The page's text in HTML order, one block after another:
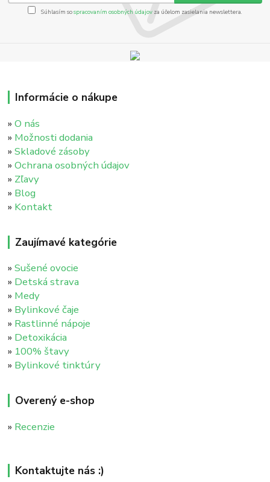
Súhlasím sospracovaním osobných údajov za účelom zasielania newslettera.
Informácie o nákupe
»O nás
» Možnosti dodania
»Skladové zásoby
»Ochrana osobných údajov
» Zľavy
» Blog
» Kontakt
Zaujímavé kategórie
»Sušené ovocie
» Detská strava
» Medy
» Bylinkové čaje
» Rastlinné nápoje
» Detoxikácia
» 100% štavy
» Bylinkové tinktúry
Overený e-shop
» Recenzie
Kontaktujte nás :)